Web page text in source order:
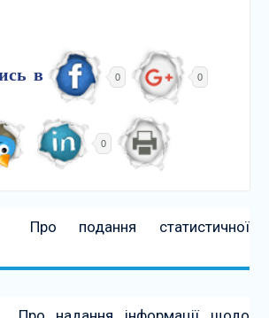
в 0 0
0
Попередній:
Про подання статистичної
Наступний: